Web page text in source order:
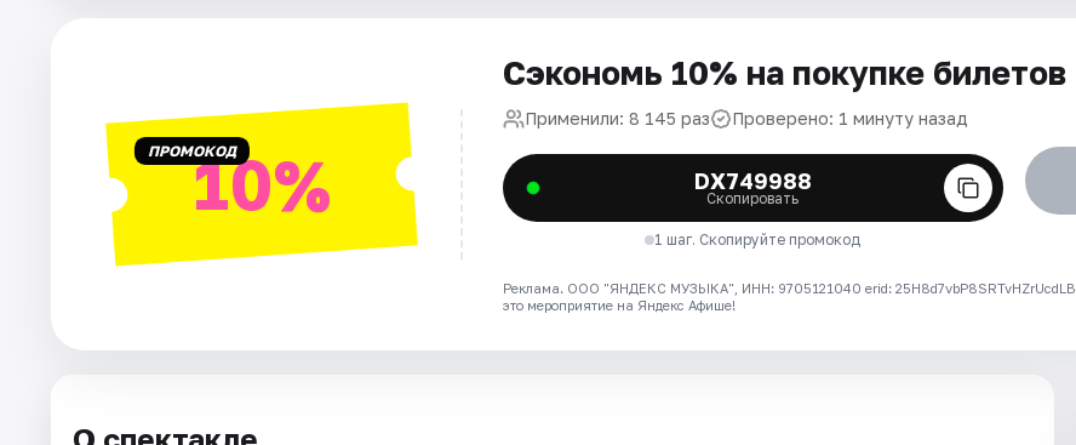
ПРОМОКОД10%
Сэкономь 10% на покупке билетов
Применили: 8 145 раз Проверено: 1 минуту назад
DX749988
Скопировать
1 шаг. Скопируйте промокод
Реклама. ООО "ЯНДЕКС МУЗЫКА", ИНН: 9705121040 erid: 25H8d7vbP8SRTvHZrUcdLB
это мероприятие на Яндекс Афише!
О спектакле